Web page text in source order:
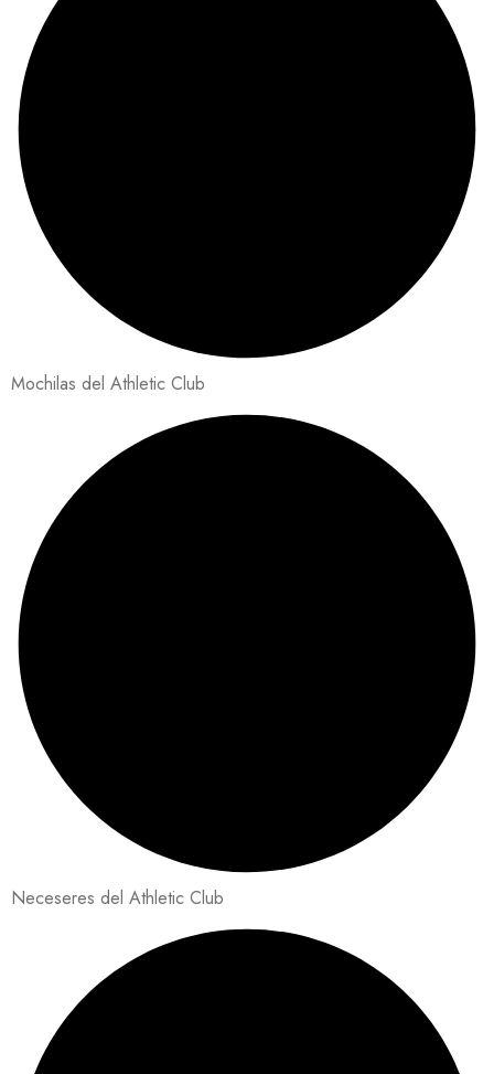
Mochilas del Athletic Club
Neceseres del Athletic Club